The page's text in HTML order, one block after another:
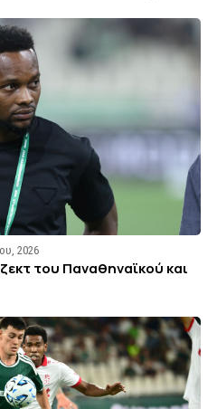
2026
του Παναθηναϊκού και